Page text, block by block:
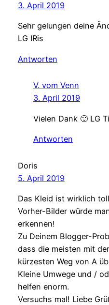
3. April 2019
Sehr gelungen deine
LG IRis
Antworten
V. vom Venn
3. April 2019
Vielen Dank 🙂 LG
Antworten
Doris
5. April 2019
Das Kleid ist wirklich
Vorher-Bilder würde
erkennen!
Zu Deinem Blogger-
dass die meisten mit
kürzesten Weg von A
Kleine Umwege und /
helfen enorm.
Versuchs mal! Liebe